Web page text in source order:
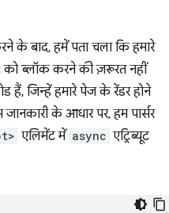
के बाद, हमें पता चला कि हमारे
ब्लॉक करने की ज़रूरत नहीं
जिन्हें हमारे पेज के रेंडर होने
के आधार पर, हम पार्सर
एलिमेंट में async एट्रिब्यूट